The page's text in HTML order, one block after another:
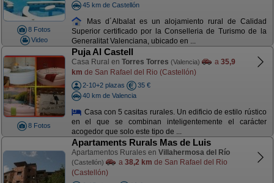
8 Fotos
Video
45 km de Castellón
Mas d´Albalat es un alojamiento rural de Calidad
Superior certificado por la Conselleria de Turismo de la
Generalitat Valenciana, ubicado en ...
8 Fotos
Puja Al Castell
Casa Rural en Torres Torres (Valencia) a 35,9
km de San Rafael del Rio (Castellón)
2-10+2 plazas
35 €
40 km de Valencia
Casa con 5 casitas rurales. Un edificio de estilo rústico
en el que se combinan inteligentemente el carácter
acogedor que solo este tipo de ...
Apartaments Rurals Mas de Luis
Apartamentos Rurales en Villahermosa del Río
(Castellón) a 38,2 km de San Rafael del Rio
(Castellón)